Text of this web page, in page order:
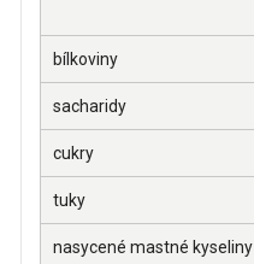
bílkoviny
sacharidy
cukry
tuky
nasycené mastné kyseliny